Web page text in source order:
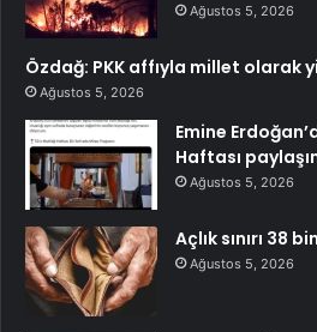
Ağustos 5, 2026
Özdağ: PKK affıyla millet olarak
Ağustos 5, 2026
Emine
Haftası
Ağustos 5, 2026
Açlık sınırı 38
Ağustos 5, 2026